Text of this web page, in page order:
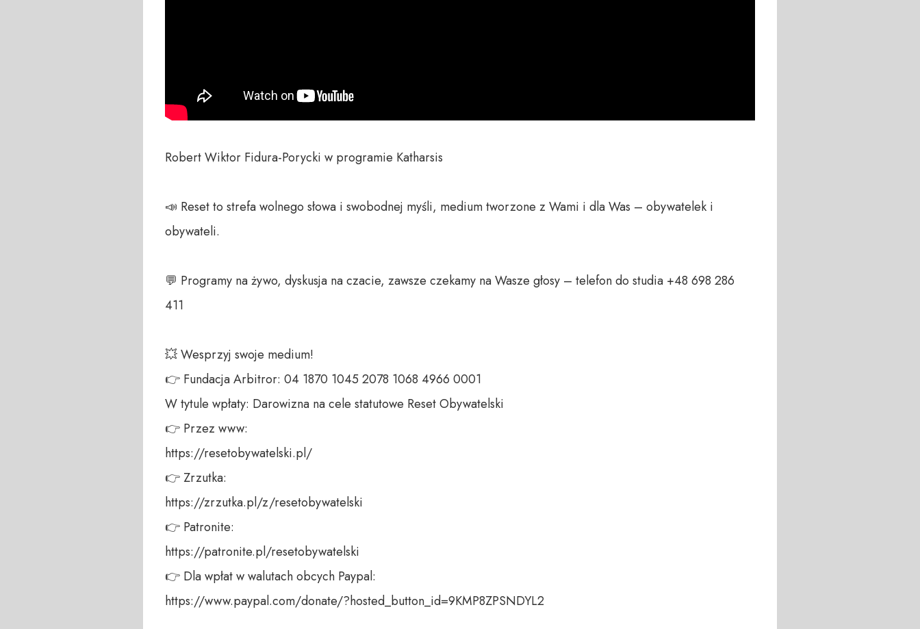
Robert Wiktor Fidura-Porycki w programie Katharsis
📣 Reset to strefa wolnego słowa i swobodnej myśli, medium tworzone z Wami i dla Was – obywatelek i
obywateli.
💬 Programy na żywo, dyskusja na czacie, zawsze czekamy na Wasze głosy – telefon do studia +48 698 286
411
💥 Wesprzyj swoje medium!
👉 Fundacja Arbitror: 04 1870 1045 2078 1068 4966 0001
W tytule wpłaty: Darowizna na cele statutowe Reset Obywatelski
👉 Przez www:
https://resetobywatelski.pl/
👉 Zrzutka:
https://zrzutka.pl/z/resetobywatelski
👉 Patronite:
https://patronite.pl/resetobywatelski
👉 Dla wpłat w walutach obcych Paypal:
https://www.paypal.com/donate/?hosted_button_id=9KMP8ZPSNDYL2